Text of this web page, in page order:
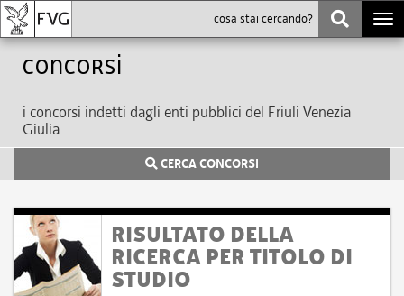
Concorsi
i concorsi indetti dagli enti pubblici del Friuli Venezia
Giulia
CERCA CONCORSI
RISULTATO DELLA
RICERCA PER TITOLO DI
STUDIO